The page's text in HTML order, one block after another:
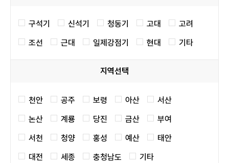
구석기 신석기 청동기 고대
고려
조선
근대 일제강점기 현대 기타
지역선택
천안 공주 보령 아산
서산
논산
계룡 당진 금산
부여
서천
청양 홍성 예산
태안
대전
세종 충청남도 기타